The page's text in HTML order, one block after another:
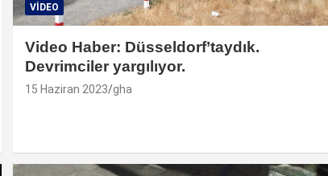
VIDEO
Video Haber: Düsseldorf’taydık.
Devrimciler yargılıyor.
15 Haziran 2023 gha